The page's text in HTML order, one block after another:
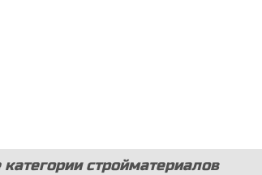
стройматериалов